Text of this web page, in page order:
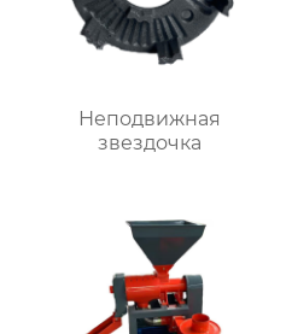
Неподвижная
звездочка